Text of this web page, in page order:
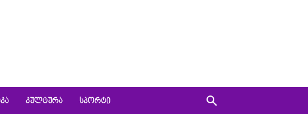
ᲙᲣᲚᲢᲣᲠᲐ ᲡᲞᲝᲠᲢᲘ